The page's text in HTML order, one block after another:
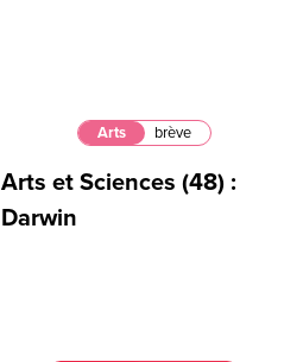
Arts brève
Arts et Sciences (48) :
Darwin